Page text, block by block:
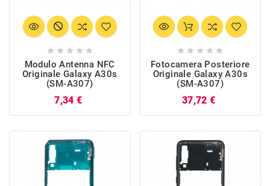
    
Modulo Antenna NFC
Originale Galaxy A30s
(SM-A307)
7,34 €
    
Fotocamera Posteriore
Originale Galaxy A30s
(SM-A307)
37,72 €